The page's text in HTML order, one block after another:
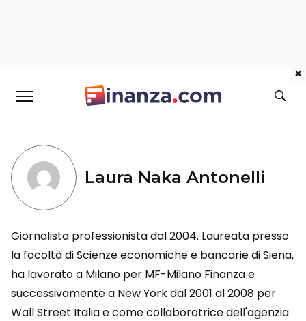
Laura Naka Antonelli
Giornalista professionista dal 2004. Laureata presso
la facoltà di Scienze economiche e bancarie di Siena,
ha lavorato a Milano per MF-Milano Finanza e
successivamente a New York dal 2001 al 2008 per
Wall Street Italia e come collaboratrice dell'agenzia
×